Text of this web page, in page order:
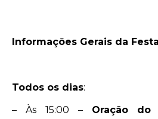
Informações Gerais da
Todos os dias:
– Às 15:00 – Oração